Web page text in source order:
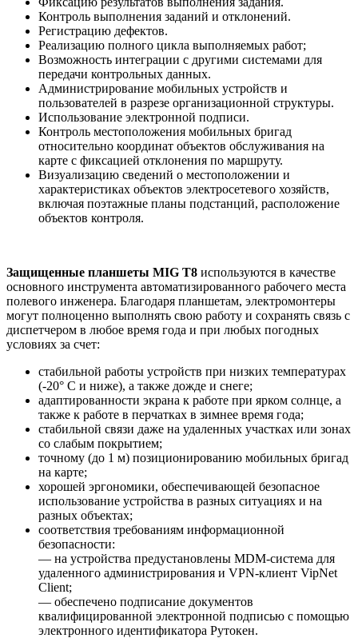
Контроль выполнения заданий и отклонений.
Регистрацию дефектов.
Реализацию полного цикла выполняемых работ;
Возможность интеграции с другими системами для
передачи контрольных данных.
Администрирование мобильных устройств и
пользователей в разрезе организационной структуры.
Использование электронной подписи.
Контроль местоположения мобильных бригад
относительно координат объектов обслуживания на
карте с фиксацией отклонения по маршруту.
Визуализацию сведений о местоположении и
характеристиках объектов электросетевого хозяйств,
включая поэтажные планы подстанций, расположение
объектов контроля.
Защищенные планшеты MIG Т8 используются в качестве
основного инструмента автоматизированного рабочего места
полевого инженера. Благодаря планшетам, электромонтеры
могут полноценно выполнять свою работу и сохранять связь с
диспетчером в любое время года и при любых погодных
условиях за счет:
стабильной работы устройств при низких температурах
(-20° С и ниже), а также дожде и снеге;
адаптированности экрана к работе при ярком солнце, а
также к работе в перчатках в зимнее время года;
стабильной связи даже на удаленных участках или зонах
со слабым покрытием;
точному (до 1 м) позиционированию мобильных бригад
на карте;
хорошей эргономики, обеспечивающей безопасное
использование устройства в разных ситуациях и на
разных объектах;
соответствия требованиям информационной
безопасности:
— на устройства предустановлены MDM-система для
удаленного администрирования и VPN-клиент VipNet
Client;
— обеспечено подписание документов
квалифицированной электронной подписью с помощью
электронного идентификатора Рутокен.